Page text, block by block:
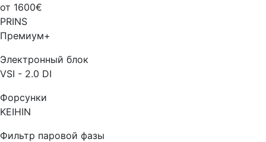
от 1600€
PRINS
Премиум+
Электронный блок
VSI - 2.0 DI
Форсунки
KEIHIN
Фильтр паровой фазы